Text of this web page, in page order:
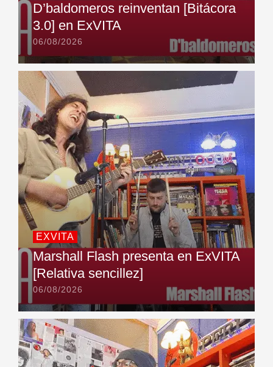
D’baldomeros reinventan [Bitácora
3.0] en ExVITA
06/08/2026
EXVITA
Marshall Flash presenta en ExVITA
[Relativa sencillez]
06/08/2026